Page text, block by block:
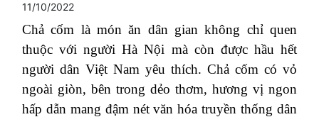
11/10/2022
Chả cốm là món ăn dân gian không chỉ quen
thuộc với người Hà Nội mà còn được hầu hết
người dân Việt Nam yêu thích. Chả cốm có vỏ
ngoài giòn, bên trong dẻo thơm, hương vị ngon
hấp dẫn mang đậm nét văn hóa truyền thống dân